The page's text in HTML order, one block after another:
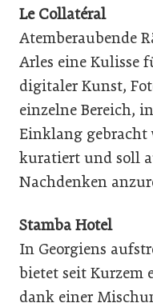
Le Collatéral
Atemberaubende
Arles eine Kulisse
digitaler Kunst,
einzelne Bereich,
Einklang
kuratiert und soll
Nachdenken
Stamba Hotel
In Georgiens
bietet seit Kurzem
dank einer